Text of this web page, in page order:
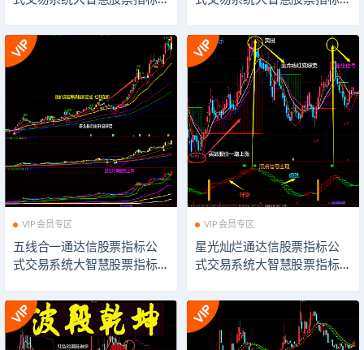
标公式飞狐股票指标公式模
板看盘辅助插件指示器软件
标公式飞狐股票指标公式模
板看盘辅助插件指示器软件
VIP会员专区
五线合一通达信股票指标公
式交易系统大智慧股票指标
标公式飞狐股票指标公式模
板看盘辅助插件指示器软件
VIP会员专区
星光灿烂通达信股票指标公
式交易系统大智慧股票指标
标公式飞狐股票指标公式模
板看盘辅助插件指示器软件